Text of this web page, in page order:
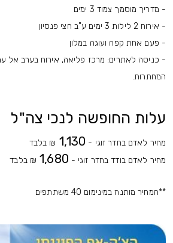
- מדריך מוסמך צמוד 3 ימים
- אירוח 2 לילות 3 ימים ע"ב חצי פנסיון
- פעם אחת קפה ועוגה במלון
- כניסה לאתרים: מרכז פליאה, אירוח בערב אל
המחתרות.
עלות החופשה לנכי צה"ל
מחיר לאדם בחדר זוגי - 1,130 ₪ בלבד
מחיר לאדם בודד בחדר זוגי - 1,680 ₪ בלבד
**המחיר מותנה במינימום 40 משתתפים